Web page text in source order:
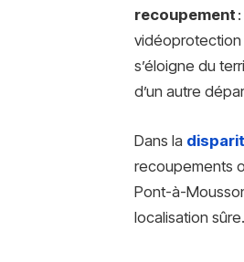
recoupement
vidéoprotection
s’éloigne du
d’un autre
Dans la
recoupements
Pont-à-
localisation sûre.